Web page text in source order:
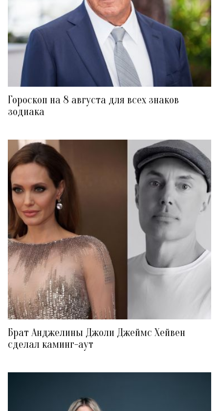
Гороскоп на 8 августа для всех знаков
зодиака
Брат Анджелины Джоли Джеймс Хейвен
сделал каминг-аут